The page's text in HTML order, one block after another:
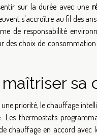
sur la durée avec une
s'accroître au fil des
de responsabilité
choix de
sa
priorité, le chauffage
Les thermostats
chauffage en accord avec